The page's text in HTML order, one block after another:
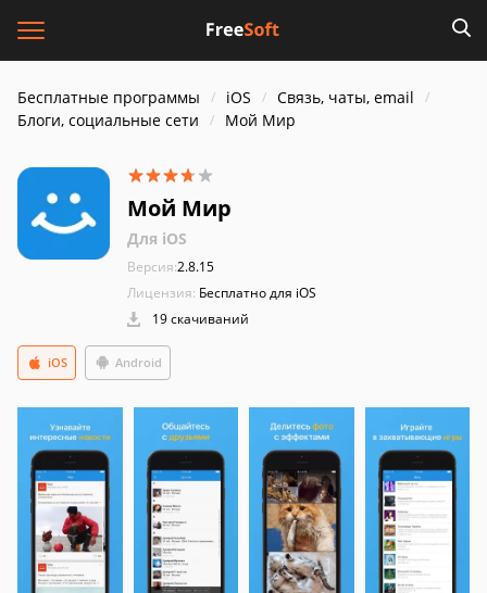
Бесплатные программы iOS
Связь, чаты, email
Блоги, социальные сети
Мой Мир
Мой Мир
Для iOS
Версия:2.8.15
Лицензия: Бесплатно для iOS
19 скачиваний
Android
iOS